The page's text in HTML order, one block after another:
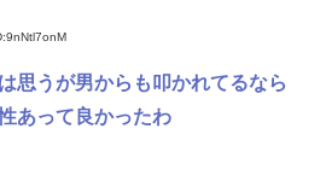
思うが男からも叩かれてるなら
あって良かったわ